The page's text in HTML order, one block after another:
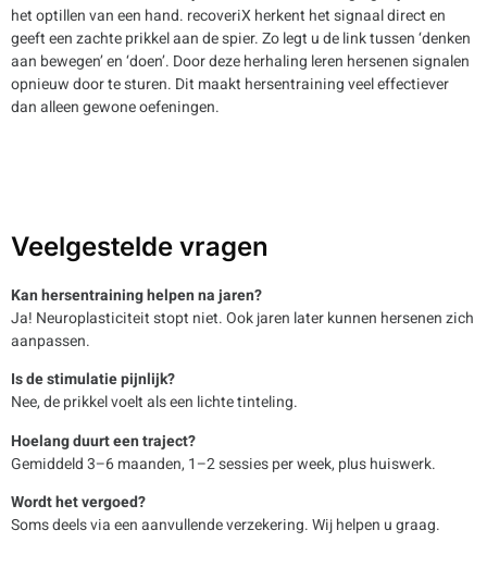
het optillen van een hand. recoveriX herkent het signaal direct en
geeft een zachte prikkel aan de spier. Zo legt u de link tussen ‘denken
aan bewegen’ en ‘doen’. Door deze herhaling leren hersenen signalen
opnieuw door te sturen. Dit maakt hersentraining veel effectiever
dan alleen gewone oefeningen.
Veelgestelde vragen
Kan hersentraining helpen na jaren?
Ja! Neuroplasticiteit stopt niet. Ook jaren later kunnen hersenen zich
aanpassen.
Is de stimulatie pijnlijk?
Nee, de prikkel voelt als een lichte tinteling.
Hoelang duurt een traject?
Gemiddeld 3–6 maanden, 1–2 sessies per week, plus huiswerk.
Wordt het vergoed?
Soms deels via een aanvullende verzekering. Wij helpen u graag.